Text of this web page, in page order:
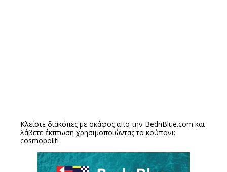
Κλείστε διακόπες με σκάφος απο την BednBlue.com και
λάβετε έκπτωση χρησιμοποιώντας το κούπονι:
cosmopoliti